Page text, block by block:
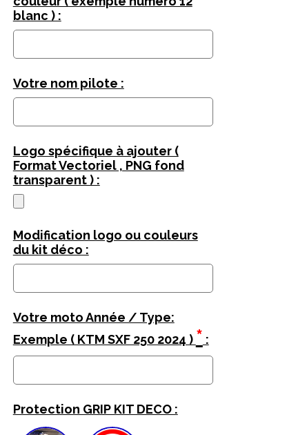
blanc ) :
Votre nom pilote :
Logo spécifique à ajouter (
Format Vectoriel , PNG fond
transparent ) :
Modification logo ou couleurs
du kit déco :
Votre moto Année / Type:
Exemple ( KTM SXF 250 2024 ) * :
Protection GRIP KIT DECO :